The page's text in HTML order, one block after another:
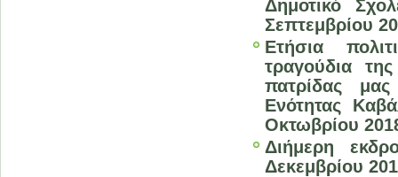
Δημοτικό
Σεπτεμβρίου
Ετήσια
τραγούδια
πατρίδας μας
Ενότητας
Οκτωβρίου
Διήμερη
Δεκεμβρίου